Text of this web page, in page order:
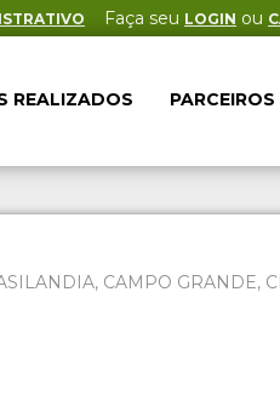
Faça seu LOGIN ou
REALIZADOS PARCEIROS
CAMPO GRANDE,